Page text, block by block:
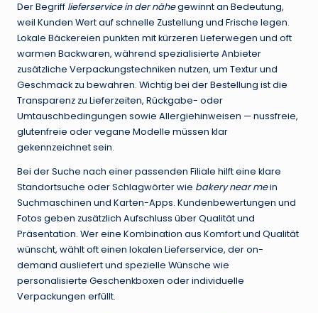
Der Begriff lieferservice in der nähegewinnt an Bedeutung,
weil Kunden Wert auf schnelle Zustellung und Frische legen.
Lokale Bäckereien punkten mit kürzeren Lieferwegen und oft
warmen Backwaren, während spezialisierte Anbieter
zusätzliche Verpackungstechniken nutzen, um Textur und
Geschmack zu bewahren. Wichtig bei der Bestellung ist die
Transparenz zu Lieferzeiten, Rückgabe- oder
Umtauschbedingungen sowie Allergiehinweisen — nussfreie,
glutenfreie oder vegane Modelle müssen klar
gekennzeichnet sein.
Bei der Suche nach einer passenden Filiale hilft eine klare
Standortsuche oder Schlagwörter wie bakery near mein
Suchmaschinen und Karten-Apps. Kundenbewertungen und
Fotos geben zusätzlich Aufschluss über Qualität und
Präsentation. Wer eine Kombination aus Komfort und Qualität
wünscht, wählt oft einen lokalen Lieferservice, der on-
demand ausliefert und spezielle Wünsche wie
personalisierte Geschenkboxen oder individuelle
Verpackungen erfüllt.